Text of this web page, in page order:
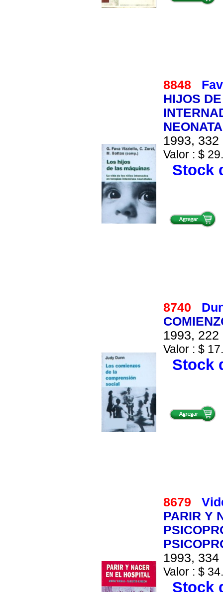
8848
HIJOS
1993,
Valor : $
Stock
8740
1993,
Valor : $
Stock
8679
PARIR Y
1993,
Valor : $
Stock